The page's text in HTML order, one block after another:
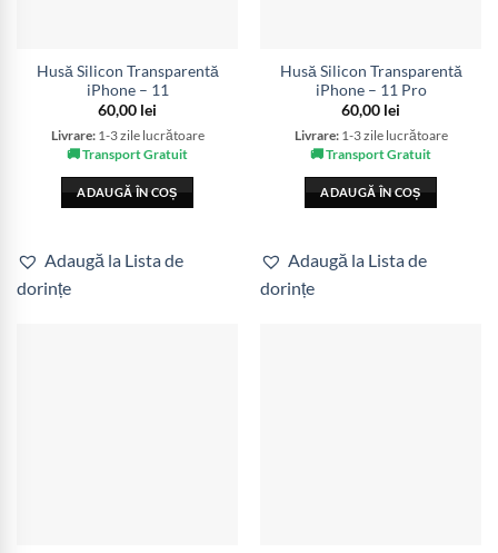
Husă Silicon Transparentă
iPhone – 11
60,00 lei
Livrare:1-3 zile lucrătoare
🚚 Transport Gratuit
ADAUGĂ ÎN COȘ
Adaugă la Lista de
dorințe
Husă Silicon Transparentă
iPhone – 11 Pro
60,00 lei
Livrare:1-3 zile lucrătoare
🚚 Transport Gratuit
ADAUGĂ ÎN COȘ
Adaugă la Lista de
dorințe